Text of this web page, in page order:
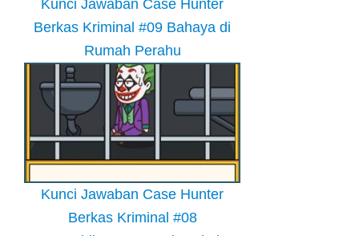
Kunci Jawaban Case Hunter
Berkas Kriminal #09 Bahaya di
Rumah Perahu
Kunci Jawaban Case Hunter
Berkas Kriminal #08